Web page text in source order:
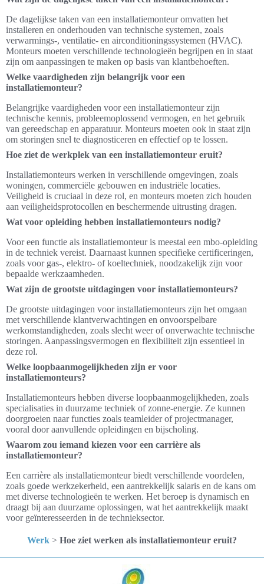
De dagelijkse taken van een installatiemonteur omvatten het
installeren en onderhouden van technische systemen, zoals
verwarmings-, ventilatie- en airconditioningssystemen (HVAC).
Monteurs moeten verschillende technologieën begrijpen en in staat
zijn om aanpassingen te maken op basis van klantbehoeften.
Welke vaardigheden zijn belangrijk voor een
installatiemonteur?
Belangrijke vaardigheden voor een installatiemonteur zijn
technische kennis, probleemoplossend vermogen, en het gebruik
van gereedschap en apparatuur. Monteurs moeten ook in staat zijn
om storingen snel te diagnosticeren en effectief op te lossen.
Hoe ziet de werkplek van een installatiemonteur eruit?
Installatiemonteurs werken in verschillende omgevingen, zoals
woningen, commerciële gebouwen en industriële locaties.
Veiligheid is cruciaal in deze rol, en monteurs moeten zich houden
aan veiligheidsprotocollen en beschermende uitrusting dragen.
Wat voor opleiding hebben installatiemonteurs nodig?
Voor een functie als installatiemonteur is meestal een mbo-opleiding
in de techniek vereist. Daarnaast kunnen specifieke certificeringen,
zoals voor gas-, elektro- of koeltechniek, noodzakelijk zijn voor
bepaalde werkzaamheden.
Wat zijn de grootste uitdagingen voor installatiemonteurs?
De grootste uitdagingen voor installatiemonteurs zijn het omgaan
met verschillende klantverwachtingen en onvoorspelbare
werkomstandigheden, zoals slecht weer of onverwachte technische
storingen. Aanpassingsvermogen en flexibiliteit zijn essentieel in
deze rol.
Welke loopbaanmogelijkheden zijn er voor
installatiemonteurs?
Installatiemonteurs hebben diverse loopbaanmogelijkheden, zoals
specialisaties in duurzame techniek of zonne-energie. Ze kunnen
doorgroeien naar functies zoals teamleider of projectmanager,
vooral door aanvullende opleidingen en bijscholing.
Waarom zou iemand kiezen voor een carrière als
installatiemonteur?
Een carrière als installatiemonteur biedt verschillende voordelen,
zoals goede werkzekerheid, een aantrekkelijk salaris en de kans om
met diverse technologieën te werken. Het beroep is dynamisch en
draagt bij aan duurzame oplossingen, wat het aantrekkelijk maakt
voor geïnteresseerden in de technieksector.
Werk > Hoe ziet werken als installatiemonteur eruit?